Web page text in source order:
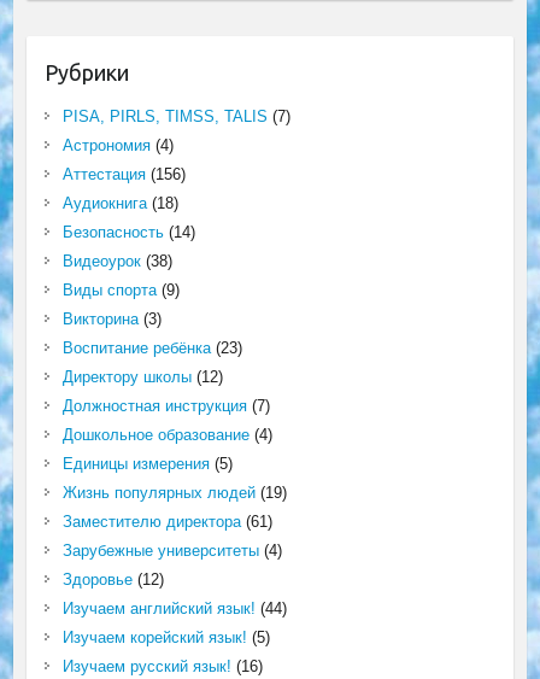
Рубрики
PISA, PIRLS, TIMSS, TALIS (7)
Астрономия(4)
Аттестация(156)
Аудиокнига(18)
Безопасность(14)
Видеоурок(38)
Виды спорта(9)
Викторина(3)
Воспитание ребёнка(23)
Директору школы(12)
Должностная инструкция(7)
Дошкольное образование(4)
Единицы измерения(5)
Жизнь популярных людей(19)
Заместителю директора(61)
Зарубежные университеты(4)
Здоровье(12)
Изучаем английский язык! (44)
Изучаем корейский язык! (5)
Изучаем русский язык! (16)